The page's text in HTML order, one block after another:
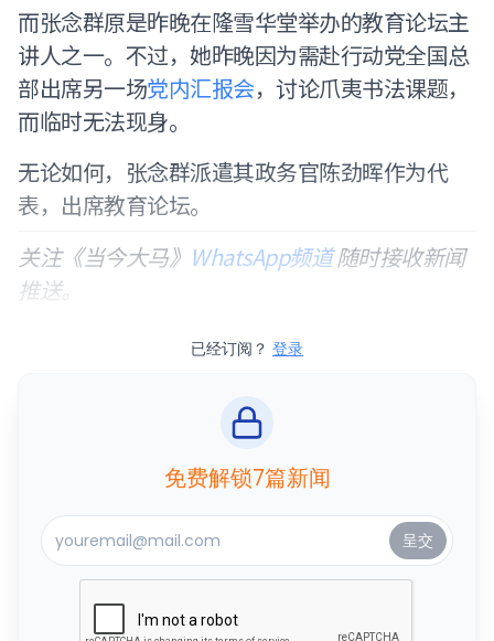
而张念群原是昨晚在隆雪华堂举办的教育论坛主
讲人之一。不过，她昨晚因为需赴行动党全国总
部出席另一场党内汇报会，讨论爪夷书法课题，
而临时无法现身。
无论如何，张念群派遣其政务官陈劲晖作为代
表，出席教育论坛。
关注《当今大马》 WhatsApp频道随时接收新闻
推送。
已经订阅？ 登录
免费解锁7篇新闻